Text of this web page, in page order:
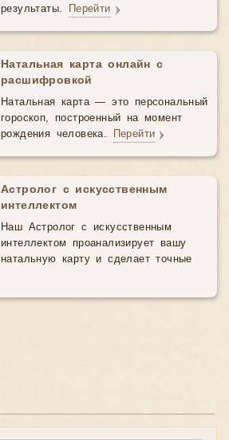
результаты. Перейти
Натальная карта онлайн с
расшифровкой
Натальная карта — это персональный
гороскоп, построенный на момент
рождения человека. Перейти
Астролог с искусственным
интеллектом
Наш Астролог с искусственным
интеллектом проанализирует вашу
натальную карту и сделает точные